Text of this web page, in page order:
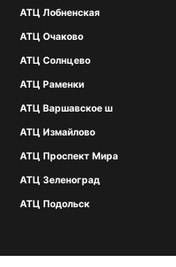
АТЦ Лобненская
АТЦ Очаково
АТЦ Солнцево
АТЦ Раменки
АТЦ Варшавское ш
АТЦ Измайлово
АТЦ Проспект Мира
АТЦ Зеленоград
АТЦ Подольск